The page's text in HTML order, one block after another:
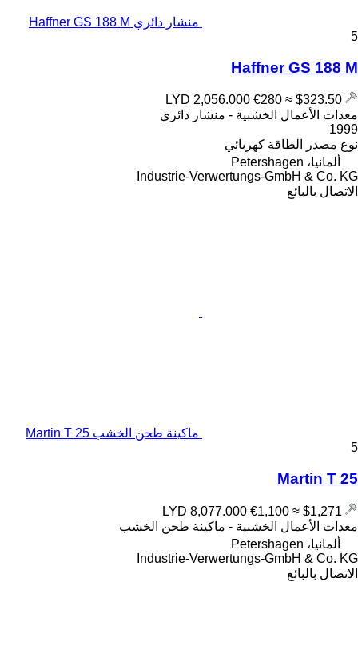
منشار دائري Haffner GS 188 M
5
Haffner GS 188 M
€280 ≈ $323.50
معدات الأعمال الخشبية - منشار دائري
1999
نوع مصدر الطاقة كهربائي
ألمانيا، Petershagen
Industrie-Verwertungs-GmbH & Co. KG
الاتصال بالبائع
ماكينة طحن الخشب Martin T 25
5
Martin T 25
€1,100 ≈ $1,271
معدات الأعمال الخشبية - ماكينة طحن الخشب
ألمانيا، Petershagen
Industrie-Verwertungs-GmbH & Co. KG
الاتصال بالبائع